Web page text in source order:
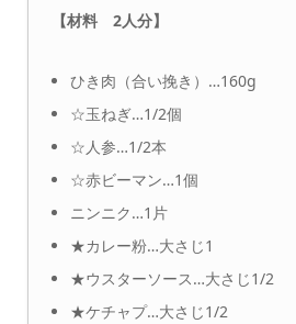
【材料 2人分】
ひき肉（合い挽き）…160g
☆玉ねぎ…1/2個
☆人参…1/2本
☆赤ビーマン…1個
ニンニク…1片
★カレー粉…大さじ1
★ウスターソース…大さじ1/2
★ケチャプ…大さじ1/2